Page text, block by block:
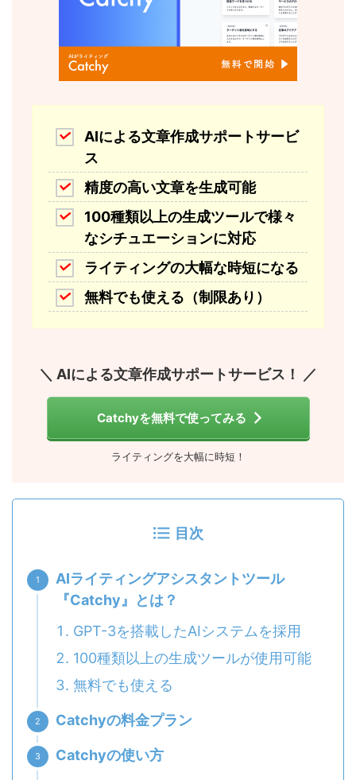
AIによる文章作成サポートサービ
ス
精度の高い文章を生成可能
100種類以上の生成ツールで様々
なシチュエーションに対応
ライティングの大幅な時短になる
無料でも使える（制限あり）
＼ AIによる文章作成サポートサービス！ ／
Catchyを無料で使ってみる
ライティングを大幅に時短！
目次
AIライティングアシスタントツール
『Catchy』とは？
GPT-3を搭載したAIシステムを採用
100種類以上の生成ツールが使用可能
無料でも使える
Catchyの料金プラン
Catchyの使い方